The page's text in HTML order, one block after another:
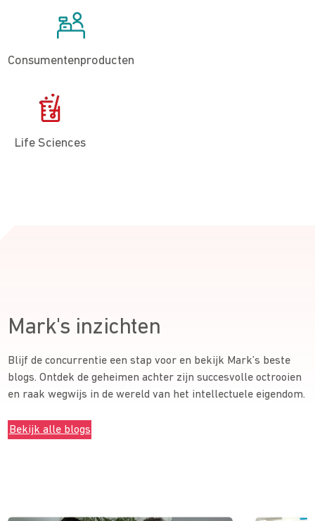
Consumentenproducten
Life Sciences
Mark's inzichten
Blijf de concurrentie een stap voor en bekijk Mark’s beste
blogs. Ontdek de geheimen achter zijn succesvolle octrooien
en raak wegwijs in de wereld van het intellectuele eigendom.
Bekijk alle blogs